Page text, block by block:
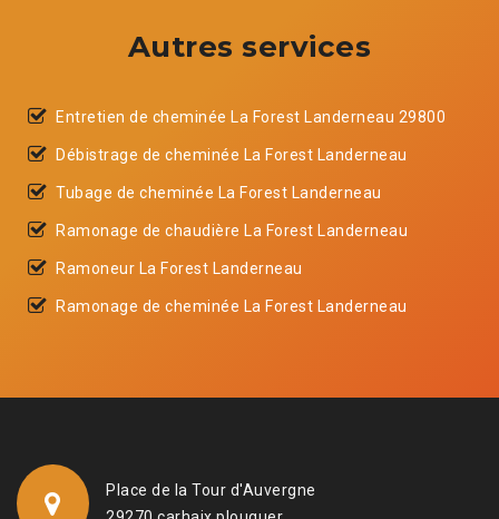
Autres services
Entretien de cheminée La Forest Landerneau 29800
Débistrage de cheminée La Forest Landerneau
Tubage de cheminée La Forest Landerneau
Ramonage de chaudière La Forest Landerneau
Ramoneur La Forest Landerneau
Ramonage de cheminée La Forest Landerneau
Place de la Tour d'Auvergne